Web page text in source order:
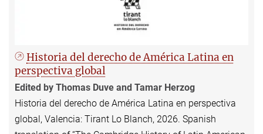
Historia del derecho de América Latina en
perspectiva global
Edited by Thomas Duve and Tamar Herzog
Historia del derecho de América Latina en perspectiva
global, Valencia: Tirant Lo Blanch, 2026. Spanish